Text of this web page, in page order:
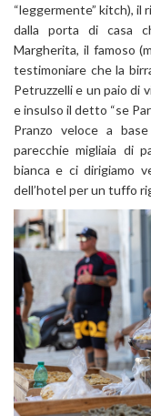
“leggermente” kitch), il
dalla porta di casa
Margherita, il famoso
testimoniare che la
Petruzzelli e un paio di
e insulso il detto “se
Pranzo veloce a
parecchie migliaia di
bianca e ci dirigiamo
dell’hotel per un tuffo